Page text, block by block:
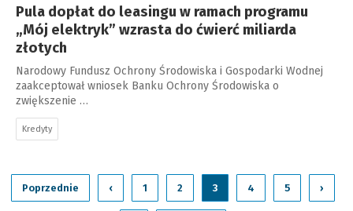
Pula dopłat do leasingu w ramach programu
„Mój elektryk” wzrasta do ćwierć miliarda
złotych
Narodowy Fundusz Ochrony Środowiska i Gospodarki Wodnej
zaakceptował wniosek Banku Ochrony Środowiska o
zwiększenie …
Kredyty
Poprzednie ‹ 1 2 3 4 5 ›